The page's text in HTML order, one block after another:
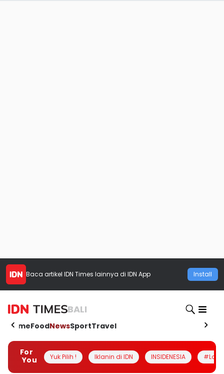
Baca artikel IDN Times lainnya di IDN App Install
BALI
HomeFoodNewsSportTravel
For
You
Yuk Pilih ! Iklanin di IDN INSIDENESIA